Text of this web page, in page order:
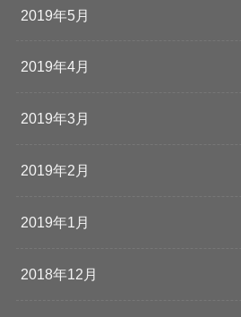
2019年5月
2019年4月
2019年3月
2019年2月
2019年1月
2018年12月